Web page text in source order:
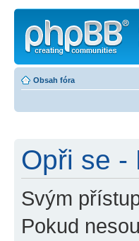
Obsah fóra
Opři se -
Svým
Pokud